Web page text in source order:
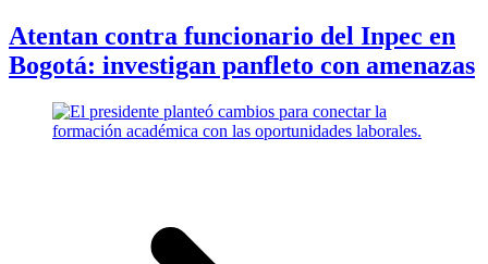
Atentan contra funcionario del Inpec en
Bogotá: investigan panfleto con amenazas